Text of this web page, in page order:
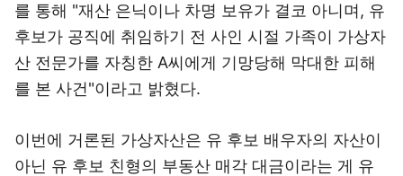
를 통해 "재산 은닉이나 차명 보유가 결코 아니며, 유
후보가 공직에 취임하기 전 사인 시절 가족이 가상자
산 전문가를 자칭한 A씨에게 기망당해 막대한 피해
를 본 사건"이라고 밝혔다.
이번에 거론된 가상자산은 유 후보 배우자의 자산이
아닌 유 후보 친형의 부동산 매각 대금이라는 게 유